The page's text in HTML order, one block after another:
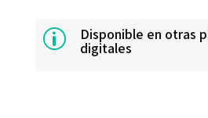
p Disponible en otras
digitales